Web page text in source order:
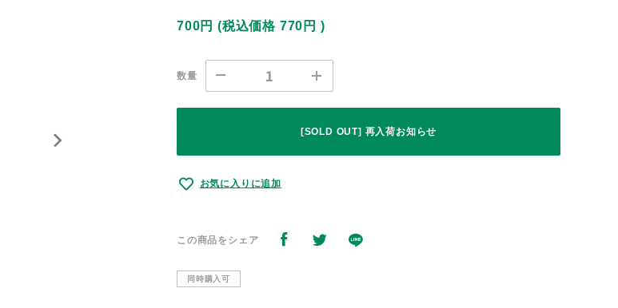
700円 (税込価格 770円 )
数量
[SOLD OUT] 再入荷お知らせ
お気に入りに追加
この商品をシェア
同時購入可